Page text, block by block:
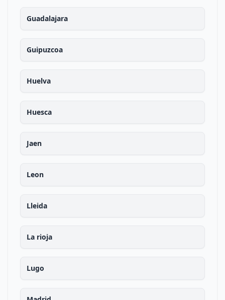
Guadalajara
Guipuzcoa
Huelva
Huesca
Jaen
Leon
Lleida
La rioja
Lugo